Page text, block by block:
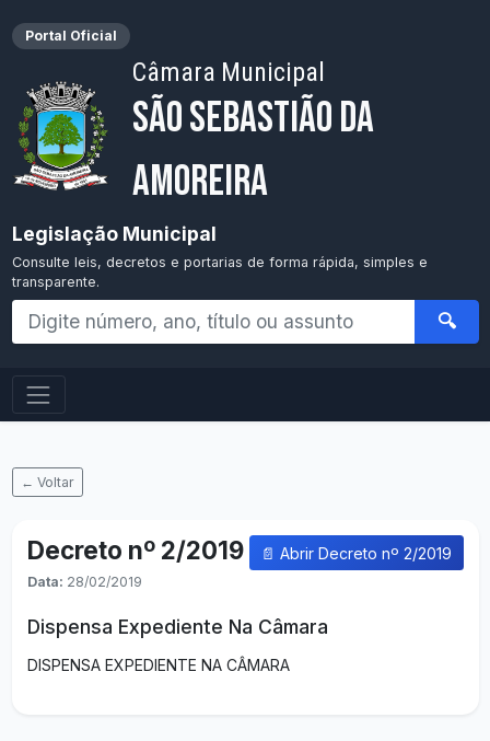
Portal Oficial
Câmara Municipal
São Sebastião da
Amoreira
Legislação Municipal
Consulte leis, decretos e portarias de forma rápida, simples e
transparente.
🔍
← Voltar
Decreto nº 2/2019
Data: 28/02/2019
📄 Abrir Decreto nº 2/2019
Dispensa Expediente Na Câmara
DISPENSA EXPEDIENTE NA CÂMARA